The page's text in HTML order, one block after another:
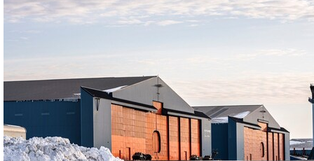
© Krone Multimedia GmbH & Co KG 2026